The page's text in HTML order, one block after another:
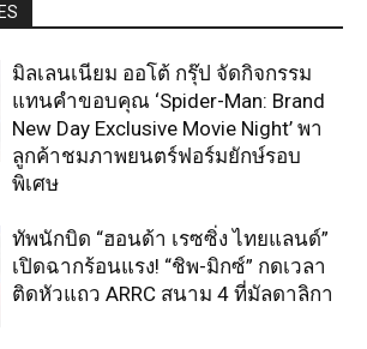
มิลเลนเนียม ออโต้ กรุ๊ป จัดกิจกรรม
แทนคำขอบคุณ ‘Spider-Man: Brand
New Day Exclusive Movie Night’ พา
ลูกค้าชมภาพยนตร์ฟอร์มยักษ์รอบ
พิเศษ
ทัพนักบิด “ฮอนด้า เรซซิ่ง ไทยแลนด์”
เปิดฉากร้อนแรง! “ชิพ-มิกซ์” กดเวลา
ติดหัวแถว ARRC สนาม 4 ที่มัลดาลิกา